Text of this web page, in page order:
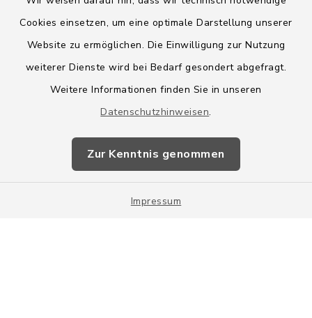
Cookies einsetzen, um eine optimale Darstellung unserer
Website zu ermöglichen. Die Einwilligung zur Nutzung
weiterer Dienste wird bei Bedarf gesondert abgefragt.
Weitere Informationen finden Sie in unseren
Datenschutzhinweisen.
Zur Kenntnis genommen
Impressum
Barrierefreiheit
Impressum
Sitemap